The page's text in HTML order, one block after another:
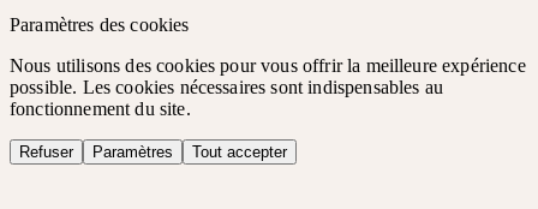
Paramètres des cookies
Nous utilisons des cookies pour vous offrir la meilleure expérience
possible. Les cookies nécessaires sont indispensables au
fonctionnement du site.
Refuser Paramètres Tout accepter